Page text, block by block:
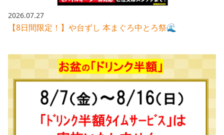
玉鋼
や台や
海老どて食堂
華花
財務情報
業績推移
株式情報
IRライブラリトップ
決算短信
決算説明資料
有価証券報告書等法定開示資料
IRカレンダー
株価情報
株主優待
IRお問い合わせ
プライバシーポリシー
リンク集
サイトマップ
2026.07.27
【8日間限定！】や台ずし 本まぐろ中とろ祭🌊